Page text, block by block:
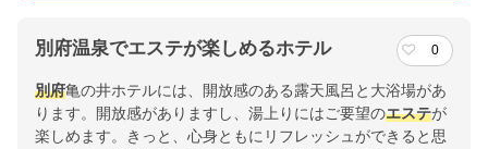
別府温泉でエステが楽しめるホテル 0
別府亀の井ホテルには、開放感のある露天風呂と大浴場があ
ります。開放感がありますし、湯上りにはご要望のエステが
楽しめます。きっと、心身ともにリフレッシュができると思